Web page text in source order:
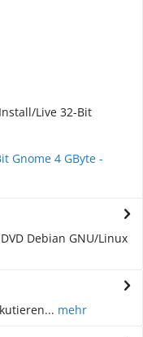
Live 32-Bit
Gnome 4 GByte -
Debian GNU/Linux
mehr